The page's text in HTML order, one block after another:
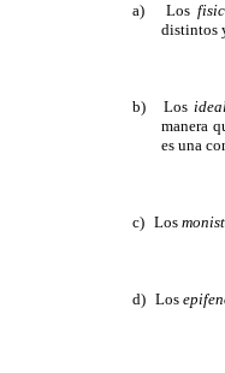
a) Los
distintos
b) Los
manera
es una
c) Los
d) Los